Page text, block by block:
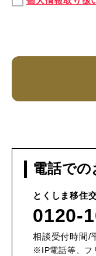
電話で
とくしま移住
0120-
相談受付時間/
※IP電話等、フ